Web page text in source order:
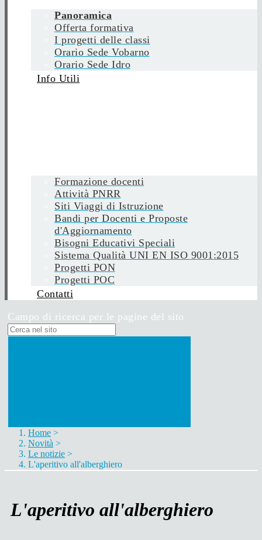
Panoramica
Offerta formativa
I progetti delle classi
Orario Sede Vobarno
Orario Sede Idro
Info Utili
Formazione docenti
Attività PNRR
Siti Viaggi di Istruzione
Bandi per Docenti e Proposte
d'Aggiornamento
Bisogni Educativi Speciali
Sistema Qualità UNI EN ISO 9001:2015
Progetti PON
Progetti POC
Contatti
Campo di ricerca per le pagine del sito
Home >
Novità >
Le notizie >
L'aperitivo all'alberghiero
L'aperitivo all'alberghiero